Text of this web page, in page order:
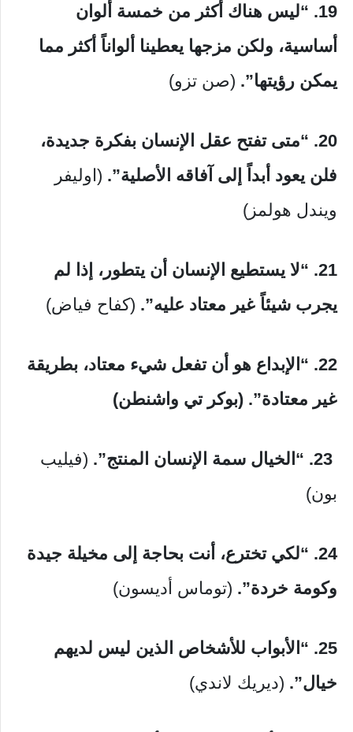
19. “ليس هناك أكثر من خمسة ألوان
أساسية، ولكن مزجها يعطينا ألواناً أكثر مما
يمكن رؤيتها”. (صن تزو)
20. “متى تفتح عقل الإنسان بفكرة جديدة،
فلن يعود أبداً إلى آفاقه الأصلية”. (اوليفر
ويندل هولمز)
21. “لا يستطيع الإنسان أن يتطور، إذا لم
يجرب شيئاً غير معتاد عليه”. (كفاح فياض)
22. “الإبداع هو أن تفعل شيء معتاد، بطريقة
غير معتادة”. (بوكر تي واشنطن)
“الخيال سمة الإنسان المنتج”. (فيليب
بون)
24. “لكي تخترع، أنت بحاجة إلى مخيلة جيدة
وكومة خردة”. (توماس أديسون)
25. “الأبواب للأشخاص الذين ليس لديهم
خيال”. (ديريك لاندي)